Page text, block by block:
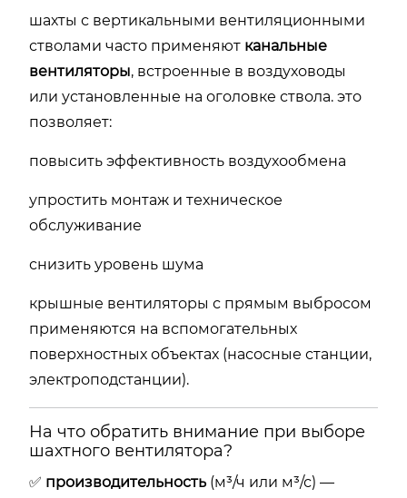
шахты с вертикальными вентиляционными
стволами часто применяют канальные
вентиляторы, встроенные в воздуховоды
или установленные на оголовке ствола. это
позволяет:
повысить эффективность воздухообмена
упростить монтаж и техническое
обслуживание
снизить уровень шума
крышные вентиляторы с прямым выбросом
применяются на вспомогательных
поверхностных объектах (насосные станции,
электроподстанции).
На что обратить внимание при выборе
шахтного вентилятора?
✅ производительность (м³/ч или м³/с) —